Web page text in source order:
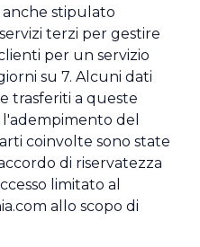
anche stipulato
terzi per gestire
per un servizio
su 7. Alcuni dati
trasferiti a queste
del
coinvolte sono state
di riservatezza
limitato al
allo scopo di